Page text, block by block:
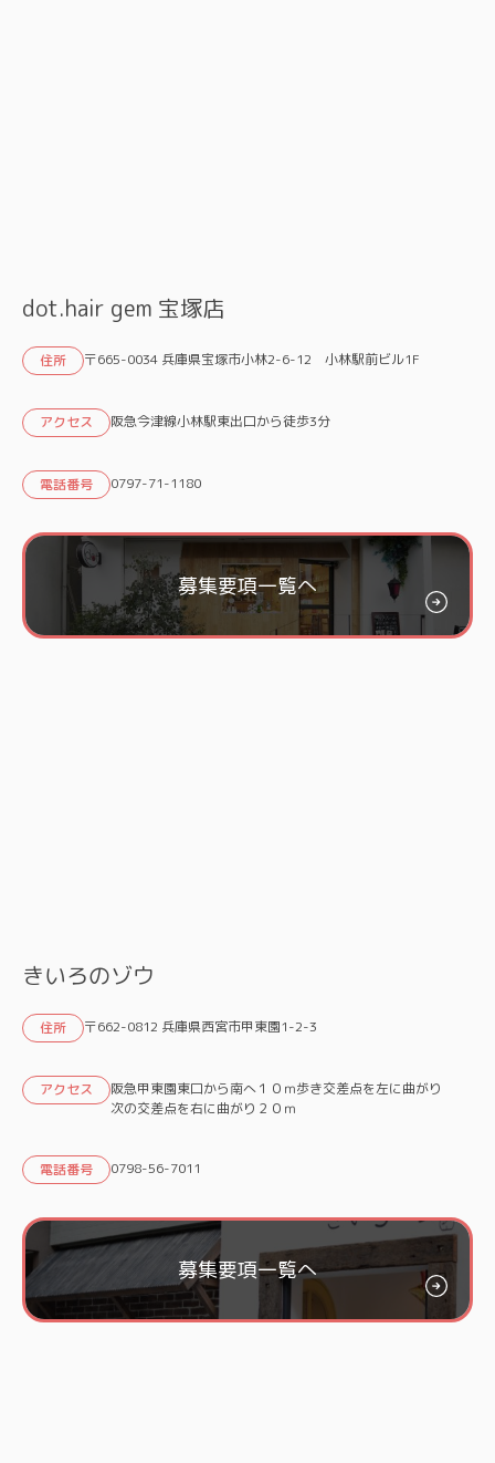
dot.hair gem 宝塚店
住所 〒665-0034 兵庫県宝塚市小林2-6-12 小林駅前ビル1F
アクセス 阪急今津線小林駅東出口から徒歩3分
電話番号 0797-71-1180
募集要項一覧へ
きいろのゾウ
住所 〒662-0812 兵庫県西宮市甲東園1-2-3
アクセス
阪急甲東園東口から南へ１０ｍ歩き交差点を左に曲がり
次の交差点を右に曲がり２０ｍ
電話番号 0798-56-7011
募集要項一覧へ